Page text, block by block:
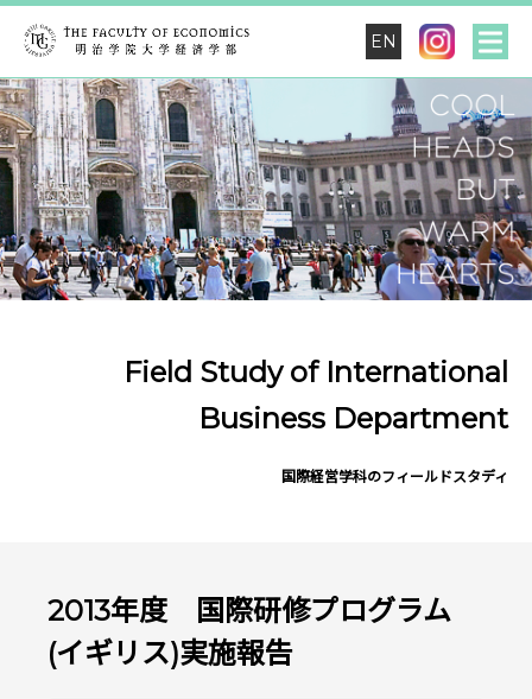
EN
Field Study of International
Business Department
国際経営学科のフィールドスタディ
2013年度 国際研修プログラム
(イギリス)実施報告